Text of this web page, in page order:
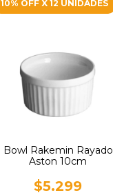
10% OFF X 12 UNIDADES
Bowl Rakemin Rayado
Aston 10cm
$5.299